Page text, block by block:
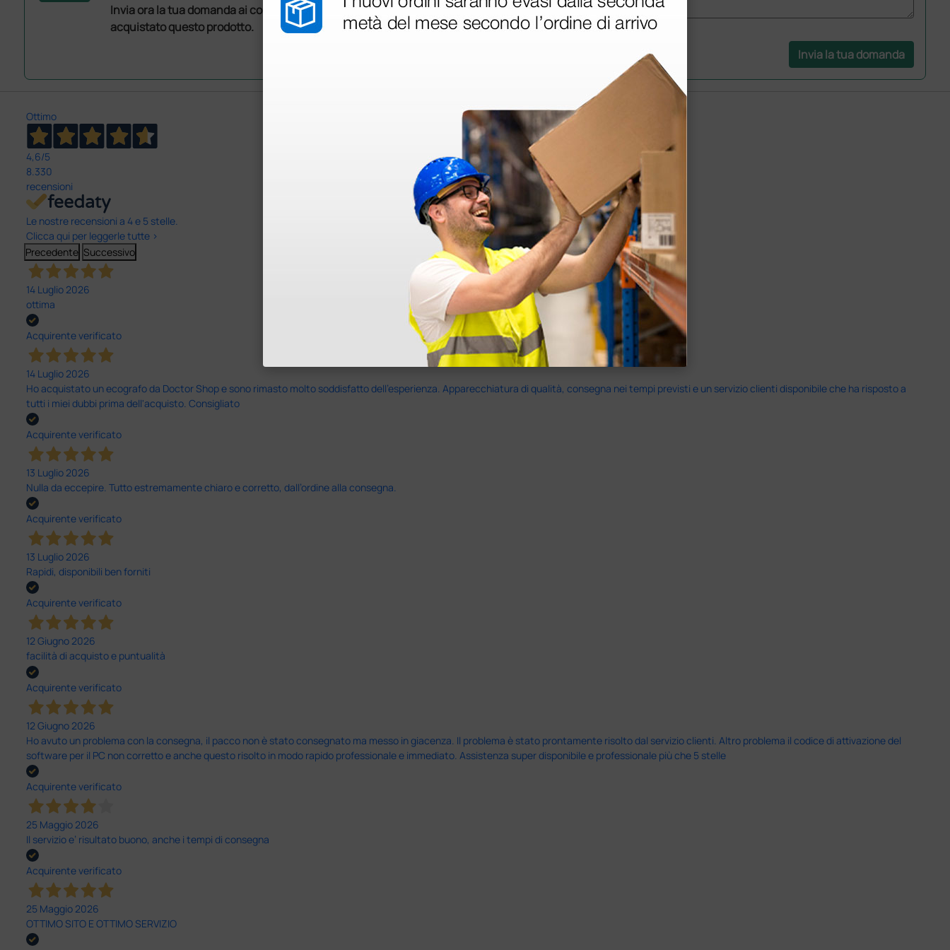
Invia ora la tua domanda ai colleghi che hanno già
acquistato questo prodotto.
Invia la tua domanda
Ottimo
4,6/5
8.330
recensioni
Le nostre recensioni a 4 e 5 stelle.
Clicca qui per leggerle tutte >
Precedente Successivo
14 Luglio 2026
ottima
Acquirente verificato
14 Luglio 2026
Ho acquistato un ecografo da Doctor Shop e sono rimasto molto soddisfatto dell'esperienza. Apparecchiatura di qualità, consegna nei tempi previsti e un servizio clienti disponibile che ha risposto a
tutti i miei dubbi prima dell'acquisto. Consigliato
Acquirente verificato
13 Luglio 2026
Nulla da eccepire. Tutto estremamente chiaro e corretto, dall’ordine alla consegna.
Acquirente verificato
13 Luglio 2026
Rapidi, disponibili ben forniti
Acquirente verificato
12 Giugno 2026
facilità di acquisto e puntualità
Acquirente verificato
12 Giugno 2026
Ho avuto un problema con la consegna, il pacco non è stato consegnato ma messo in giacenza. Il problema è stato prontamente risolto dal servizio clienti. Altro problema il codice di attivazione del
software per il PC non corretto e anche questo risolto in modo rapido professionale e immediato. Assistenza super disponibile e professionale più che 5 stelle
Acquirente verificato
25 Maggio 2026
Il servizio e’ risultato buono, anche i tempi di consegna
Acquirente verificato
25 Maggio 2026
OTTIMO SITO E OTTIMO SERVIZIO